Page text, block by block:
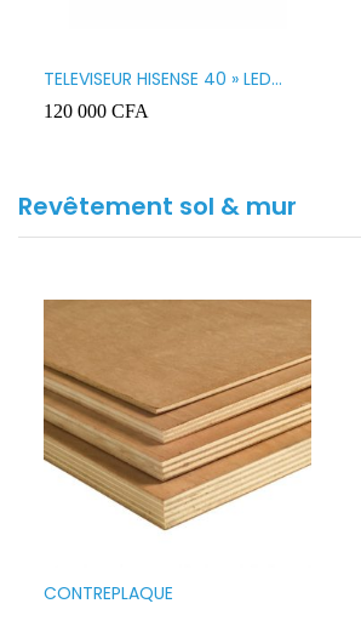
TELEVISEUR HISENSE 40 » LED
SMART VIDAA 40A4K
120 000 CFA
Revêtement sol & mur
CONTREPLAQUE